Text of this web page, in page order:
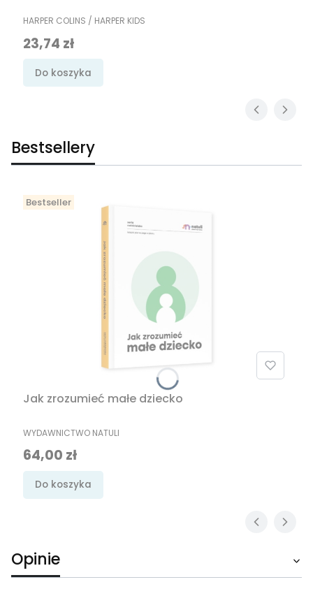
PRODUCENT
HARPER COLINS / HARPER KIDS
Cena promocyjna
23,74 zł
Do koszyka
Bestsellery
Bestseller
Jak zrozumieć małe dziecko
PRODUCENT
WYDAWNICTWO NATULI
Cena
64,00 zł
Do koszyka
Opinie